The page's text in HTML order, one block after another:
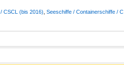
CSCL (bis 2016) Seeschiffe / Containerschiffe / C